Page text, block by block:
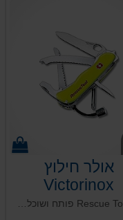
אולר חילוץ
Victorinox
Rescue Tool